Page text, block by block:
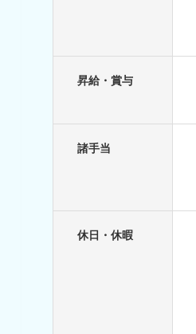
昇給・賞与
諸手当
休日・休暇